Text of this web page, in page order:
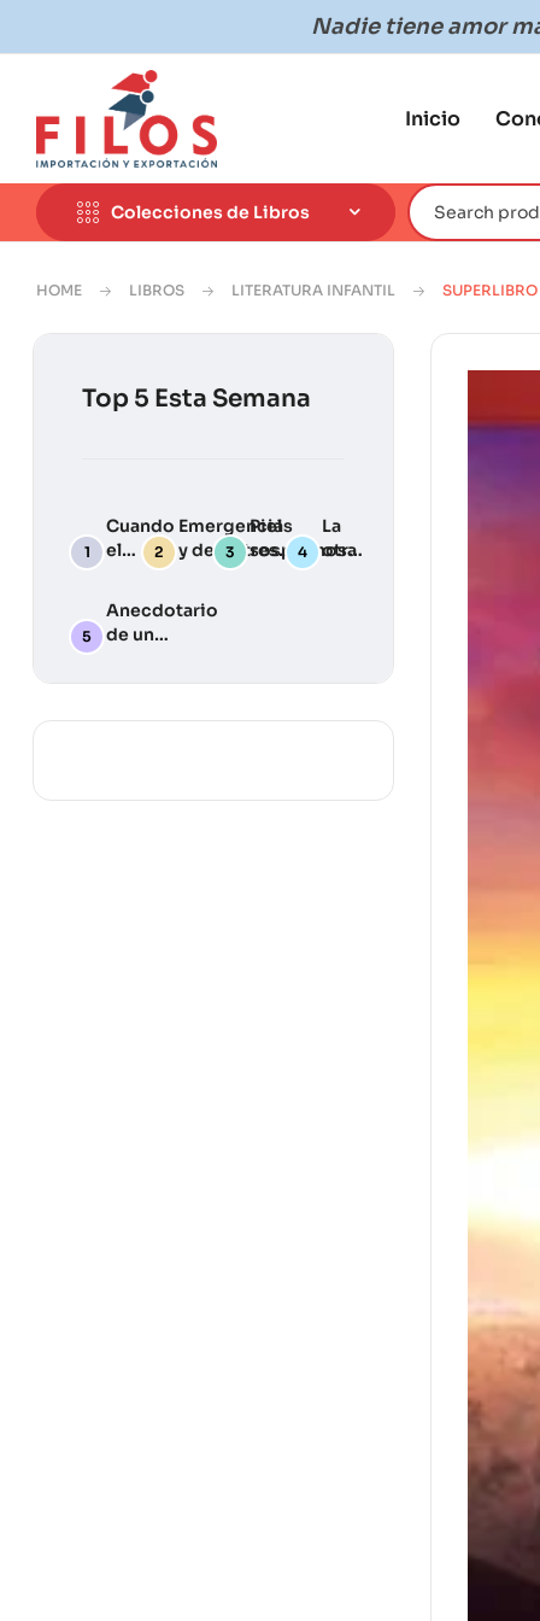
Nadie tiene amor
Inicio
Colecciones de Libros
HOME LIBROS LITERATURA INFANTIL
Top 5 Esta Semana
Cuando
el
Deber
Llama
Emergencias
y desastres:
Una guía
práctica
para
Piel
sospechosa
La
otra
Anecdotario
de un
silvestre … y